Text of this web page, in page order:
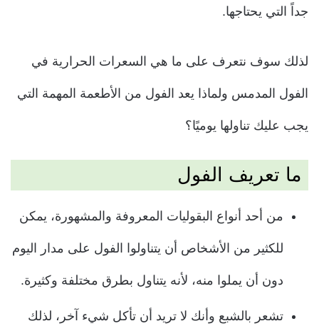
جداً التي يحتاجها.
لذلك سوف نتعرف على ما هي السعرات الحرارية في
الفول المدمس ولماذا يعد الفول من الأطعمة المهمة التي
يجب عليك تناولها يوميًا؟
ما تعريف الفول
من أحد أنواع البقوليات المعروفة والمشهورة، يمكن
للكثير من الأشخاص أن يتناولوا الفول على مدار اليوم
دون أن يملوا منه، لأنه يتناول بطرق مختلفة وكثيرة.
تشعر بالشبع وأنك لا تريد أن تأكل شيء آخر، لذلك